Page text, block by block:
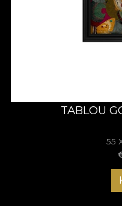
TABLOU
55